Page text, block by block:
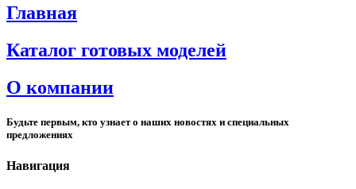
Главная
Каталог готовых моделей
О компании
Будьте первым, кто узнает о наших новостях и специальных
предложениях
Навигация